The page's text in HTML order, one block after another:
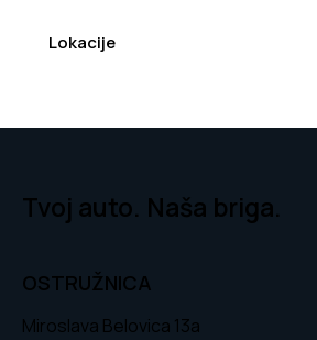
Lokacije
Tvoj auto. Naša briga.
OSTRUŽNICA
Miroslava Belovica 13a